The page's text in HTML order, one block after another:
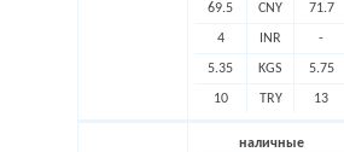
69.5 CNY 71.7
4 INR -
5.35 KGS 5.75
10 TRY 13
наличные